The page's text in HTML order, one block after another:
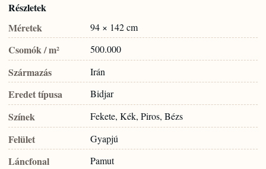
Részletek
Méretek
94 × 142 cm
Csomók / m² 500.000
Származás Irán
Eredet típusa Bidjar
Színek Fekete, Kék, Piros, Bézs
Felület Gyapjú
Láncfonal Pamut